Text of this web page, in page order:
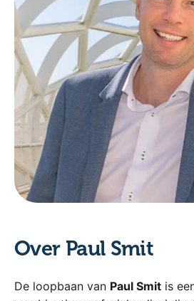
Over Paul Smit
De loopbaan van Paul Smit is